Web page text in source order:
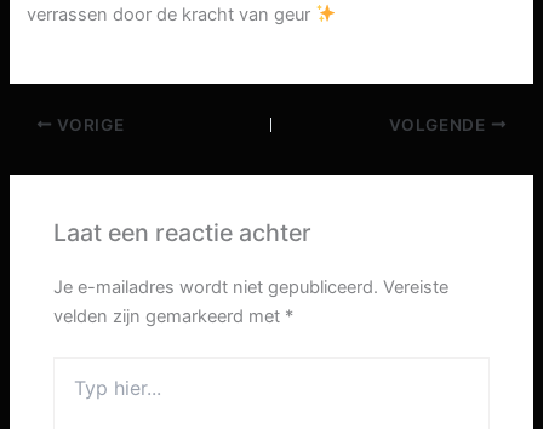
verrassen door de kracht van geur
VORIGE VOLGENDE
Laat een reactie achter
Je e-mailadres wordt niet gepubliceerd. Vereiste
velden zijn gemarkeerd met *
hier...